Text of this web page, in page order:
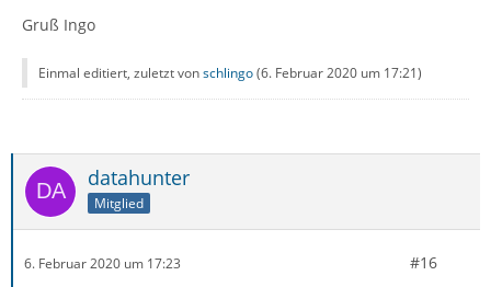
Gruß Ingo
Einmal editiert, zuletzt vonschlingo(6. Februar 2020 um 17:21)
datahunter
Mitglied
6. Februar 2020 um 17:23 #16